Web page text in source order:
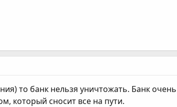
то банк нельзя уничтожать. Банк
который сносит все на пути.